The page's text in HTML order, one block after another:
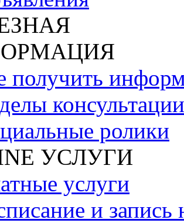
получить
консультации
ролики
УСЛУГИ
услуги
и запись